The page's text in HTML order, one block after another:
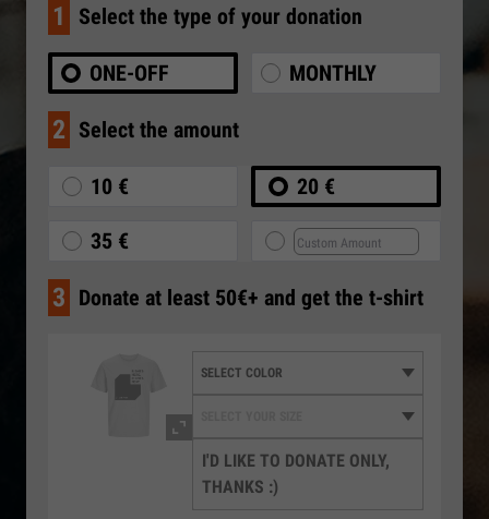
1 Select the type of your donation
ONE-OFF MONTHLY
2 Select the amount
10 € 20 €
35 €
3 Donate at least 50€+ and get the t-shirt
I'D LIKE TO DONATE ONLY,
THANKS :)